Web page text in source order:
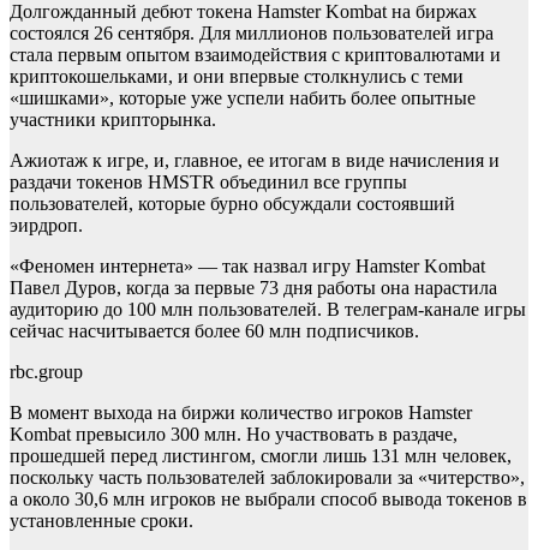
Долгожданный дебют токена Hamster Kombat на биржах
состоялся 26 сентября. Для миллионов пользователей игра
стала первым опытом взаимодействия с криптовалютами и
криптокошельками, и они впервые столкнулись с теми
«шишками», которые уже успели набить более опытные
участники крипторынка.
Ажиотаж к игре, и, главное, ее итогам в виде начисления и
раздачи токенов HMSTR объединил все группы
пользователей, которые бурно обсуждали состоявший
эирдроп.
«Феномен интернета» — так назвал игру Hamster Kombat
Павел Дуров, когда за первые 73 дня работы она нарастила
аудиторию до 100 млн пользователей. В телеграм-канале игры
сейчас насчитывается более 60 млн подписчиков.
rbc.group
В момент выхода на биржи количество игроков Hamster
Kombat превысило 300 млн. Но участвовать в раздаче,
прошедшей перед листингом, смогли лишь 131 млн человек,
поскольку часть пользователей заблокировали за «читерство»,
а около 30,6 млн игроков не выбрали способ вывода токенов в
установленные сроки.